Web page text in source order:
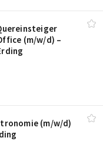
(m/​w/​d) –
(m/​w/​d)